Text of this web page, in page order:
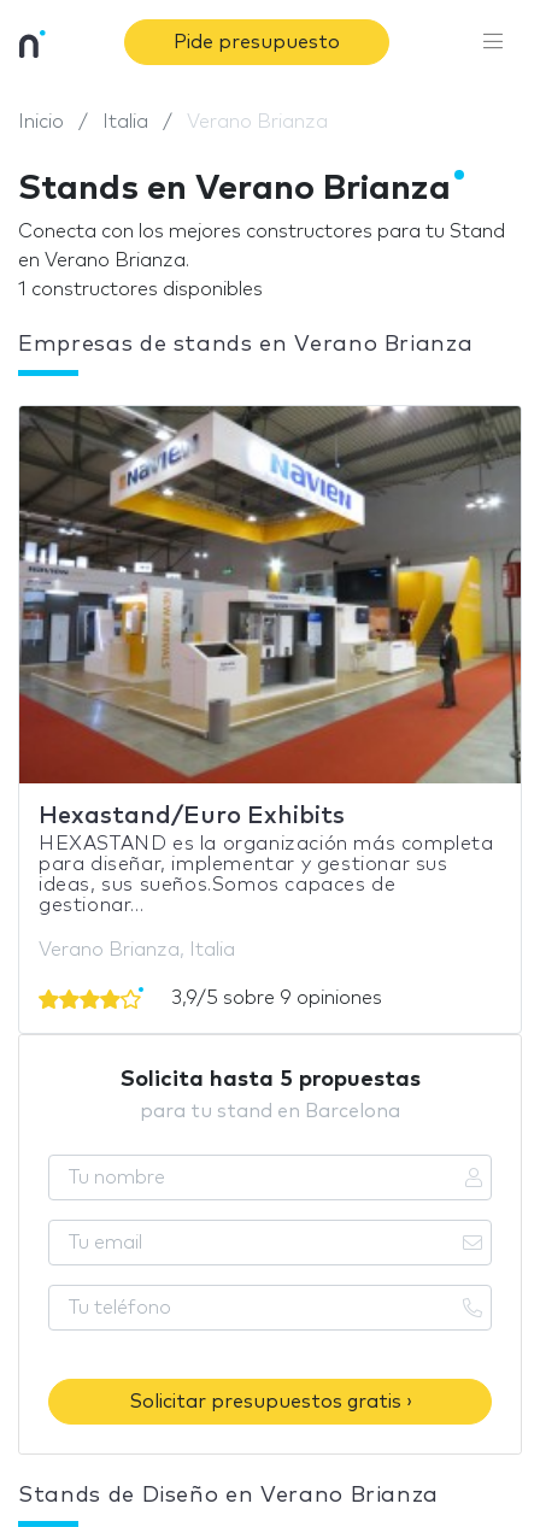
Pide presupuesto
Inicio Italia Verano Brianza
Stands en Verano Brianza
Conecta con los mejores constructores para tu Stand
en Verano Brianza.
1 constructores disponibles
Empresas de stands en Verano Brianza
Hexastand/Euro Exhibits
HEXASTAND es la organización más completa
para diseñar, implementar y gestionar sus
ideas, sus sueños.Somos capaces de
gestionar...
Verano Brianza, Italia
3,9/5 sobre 9 opiniones
Solicita hasta 5 propuestas
para tu stand en Barcelona
Solicitar presupuestos gratis ›
Stands de Diseño en Verano Brianza